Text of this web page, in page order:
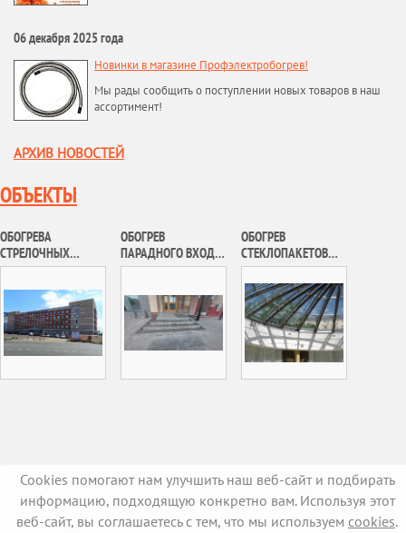
06 декабря 2025 года
Новинки в магазине Профэлектробогрев!
Мы рады сообщить о поступлении новых товаров в наш
ассортимент!
АРХИВ НОВОСТЕЙ
ОБЪЕКТЫ
ОБОГРЕВА
СТРЕЛОЧНЫХ
ПЕРЕВОДОВ ФГУП
«МОСГОРТРАНС» Г.
МОСКВЫ
ОБОГРЕВ
ПАРАДНОГО ВХОДА
В ОБЩЕСТВЕННОЕ
МОСКВА
ОБОГРЕВ
СТЕКЛОПАКЕТОВ
РЕЗИДЕНЦИИ
ВРЕМЕННОГО
ПРЕБЫВАНИЯ ГЛАВ
ИНОСТРАННЫХ
ДЕЛЕГАЦИЙ
ОБЪЕКТА
«РЕСТАВРАЦИЯ И
ПРИСПОСОБЛЕНИЕ
Cookies помогают нам улучшить наш веб-сайт и подбирать
информацию, подходящую конкретно вам. Используя этот
веб-сайт, вы соглашаетесь с тем, что мы используем cookies.